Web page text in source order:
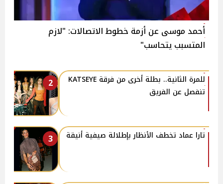
أحمد موسى عن أزمة خطوط الاتصالات: "لازم
المتسبب يتحاسب"
2
للمرة الثانية.. بطلة أخرى من فرقة KATSEYE
تنفصل عن الفريق
3 تارا عماد تخطف الأنظار بإطلالة صيفية أنيقة